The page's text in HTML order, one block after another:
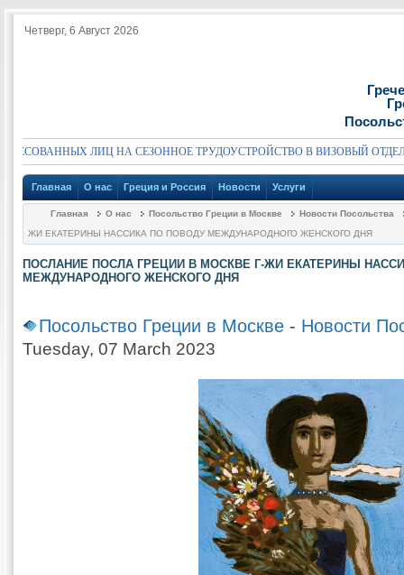
Четверг, 6 Август 2026
ЛИЦ НА СЕЗОННОЕ ТРУДОУСТРОЙСТВО В ВИЗОВЫЙ ОТДЕЛ
Главная О нас Греция и Россия Новости Услуги
Главная О нас Посольство Греции в Москве
Новости Посольства
ЖИ ЕКАТЕРИНЫ НАССИКА ПО ПОВОДУ МЕЖДУНАРОДНОГО ЖЕНСКОГО ДНЯ
ПОСЛАНИЕ ПОСЛА ГРЕЦИИ В МОСКВЕ Г-ЖИ ЕКАТЕРИНЫ
МЕЖДУНАРОДНОГО ЖЕНСКОГО ДНЯ
Посольство Греции в Москве - Новости
Tuesday, 07 March 2023